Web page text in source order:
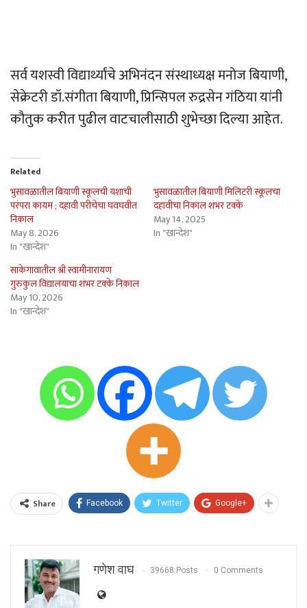
सर्व यशस्वी विद्यार्थ्यांचे अभिनंदन संस्थाध्यक्ष मनोज बियाणी,
सेक्रेटरी डॉ.संगीता बियाणी, प्रिन्सिपल रुद्रसेन गंठिया यांनी
कौतुक करीत पुढील वाटचालीसाठी शुभेच्छा दिल्या आहेत.
Related
भुसावळातील बियाणी स्कूलची यशाची
परंपरा कायम ; दहावी परीचेचा घवघवीत
निकाल
May 8, 2026
In "खान्देश"
भुसावळातील बियाणी मिलिटरी स्कूलचा
दहावीचा निकाल शंभर टक्के
May 14, 2025
In "खान्देश"
साकेगावातील श्री स्वामीनारायण
गुरुकुल विद्यालयाचा शंभर टक्के निकाल
May 10, 2026
In "खान्देश"
Share Facebook Twitter Google+
गणेश वाघ 39668 Posts 0 Comments